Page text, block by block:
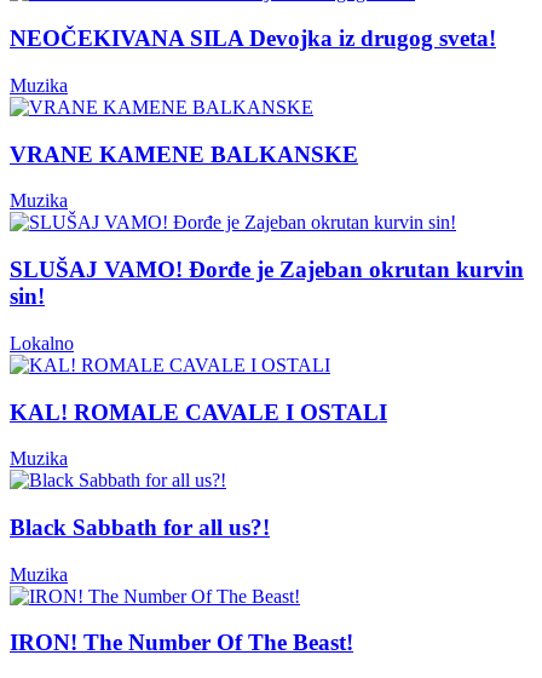
NEOČEKIVANA SILA Devojka iz drugog sveta!
Muzika
VRANE KAMENE BALKANSKE
Muzika
SLUŠAJ VAMO! Đorđe je Zajeban okrutan kurvin
sin!
Lokalno
KAL! ROMALE CAVALE I OSTALI
Muzika
Black Sabbath for all us?!
Muzika
IRON! The Number Of The Beast!